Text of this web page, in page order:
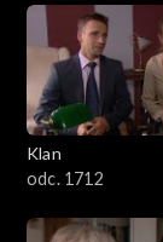
Klan
odc. 1712